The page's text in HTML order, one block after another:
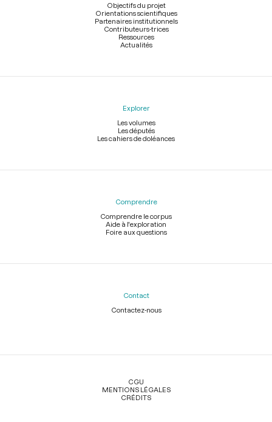
Objectifs du projet
Orientations scientifiques
Partenaires institutionnels
Contributeurs-trices
Ressources
Actualités
Explorer
Les volumes
Les députés
Les cahiers de doléances
Comprendre
Comprendre le corpus
Aide à l'exploration
Foire aux questions
Contact
Contactez-nous
Légal
CGU
MENTIONS LÉGALES
CRÉDITS